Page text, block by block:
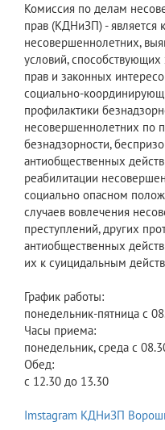
Комиссия по делам
прав (КДНиЗП) - является
несовершеннолетних,
условий,
прав и законных
социально-
профилактики
несовершеннолетних по
безнадзорности,
антиобщественных
реабилитации
социально опасном
случаев вовлечения
преступлений, других
антиобщественных
их к суицидальным
График работы:
понедельник-пятница с
Часы приема:
понедельник, среда с
Обед:
с 12.30 до 13.30
Imstagram КДНиЗП